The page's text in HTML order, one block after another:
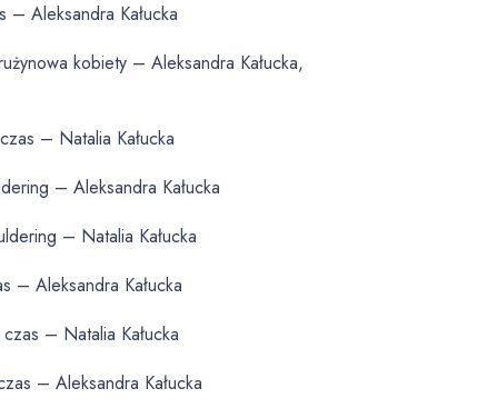
– Aleksandra Kałucka
kobiety – Aleksandra Kałucka,
– Natalia Kałucka
– Aleksandra Kałucka
– Natalia Kałucka
– Aleksandra Kałucka
– Natalia Kałucka
– Aleksandra Kałucka